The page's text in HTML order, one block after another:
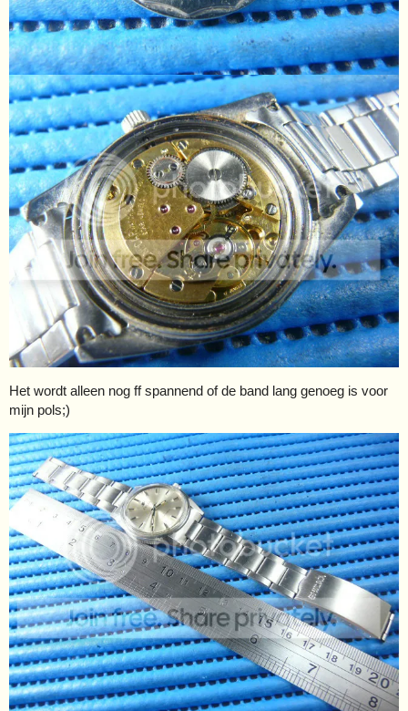
Het wordt alleen nog ff spannend of de band lang genoeg is voor
mijn pols;)